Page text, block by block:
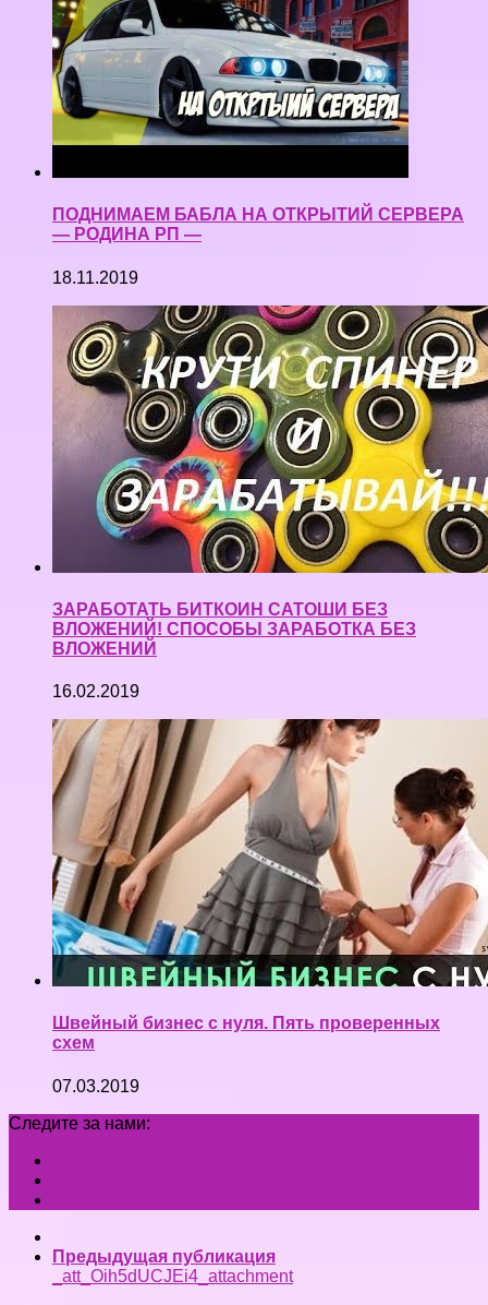
ПОДНИМАЕМ БАБЛА НА ОТКРЫТИЙ СЕРВЕРА
— РОДИНА РП —
18.11.2019
ЗАРАБОТАТЬ БИТКОИН САТОШИ БЕЗ
ВЛОЖЕНИЙ! СПОСОБЫ ЗАРАБОТКА БЕЗ
ВЛОЖЕНИЙ
16.02.2019
Швейный бизнес с нуля. Пять проверенных
схем
07.03.2019
Следите за нами:
Предыдущая публикация
_att_Oih5dUCJEi4_attachment